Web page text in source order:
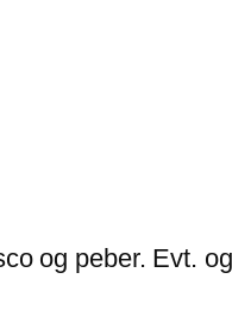
og peber. Evt.